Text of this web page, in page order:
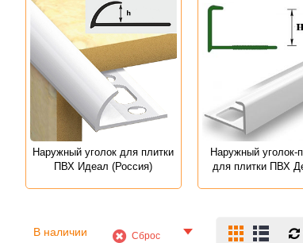
Наружный уголок для плитки
ПВХ Идеал (Россия)
Наружный уголок-
для плитки ПВХ
Сброс
В наличии